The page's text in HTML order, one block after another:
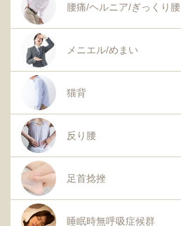
腰痛/ヘルニア/ぎっくり腰
メニエル/めまい
猫背
反り腰
足首捻挫
睡眠時無呼吸症候群